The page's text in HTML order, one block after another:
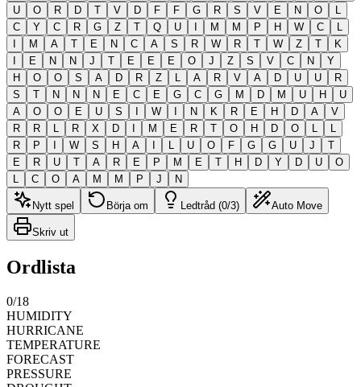
U
O R D T V D F F G R S V E N O
L
C
Y C R G Z T Q U I M M P H W C
L
I
M A T E N C A S R W R T W Z T
K
I
E N N J T E E E O J Z S V C N
Y
H
O O S A D R Z L A R V A D U U
R
S
T N N N E C E G C G M D M U H
U
A
O O E U S I W I N K R E H D A
V
R
R L R X D I M E R T O H D O L
L
R
P I W S H A I L U O F G G U J
T
E
R U T A R E P M E T H D Y D U
O
L
C O A M M P J N
Nytt spel Börja om Ledtråd (0/3) Auto Move
Skriv ut
Ordlista
0/18
HUMIDITY
HURRICANE
TEMPERATURE
FORECAST
PRESSURE